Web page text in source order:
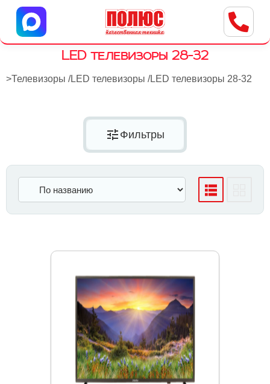
Центр бытовой техники
г. Ульяновск, ул. Пушкарева, 8a
LED телевизоры 28-32
>Телевизоры /LED телевизоры /LED телевизоры 28-32
tune Фильтры